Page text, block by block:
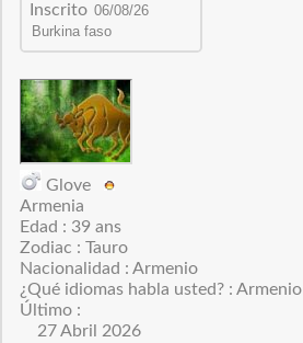
Inscrito
Glove
Armenia
Edad : 39 ans
Zodiac : Tauro
Nacionalidad : Armenio
¿Qué idiomas habla usted? : Armenio
Último :
27 Abril 2026